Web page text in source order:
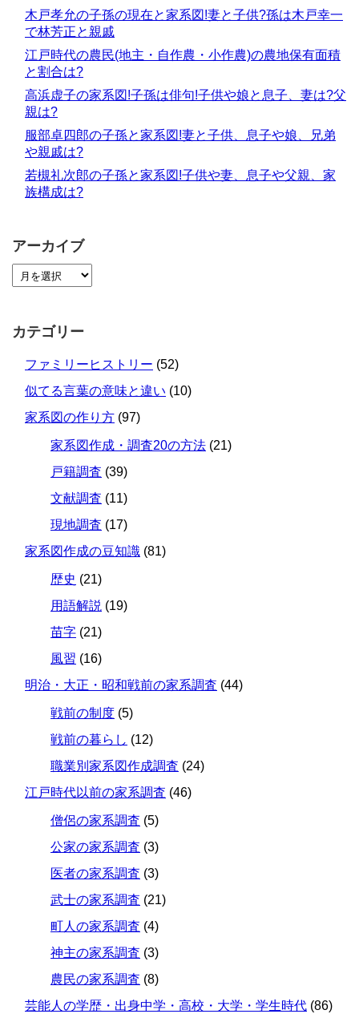
木戸孝允の子孫の現在と家系図!妻と子供?孫は木戸幸一
で林芳正と親戚
江戸時代の農民(地主・自作農・小作農)の農地保有面積
と割合は?
高浜虚子の家系図!子孫は俳句!子供や娘と息子、妻は?父
親は?
服部卓四郎の子孫と家系図!妻と子供、息子や娘、兄弟
や親戚は?
若槻礼次郎の子孫と家系図!子供や妻、息子や父親、家
族構成は?
アーカイブ
カテゴリー
ファミリーヒストリー (52)
似てる言葉の意味と違い (10)
家系図の作り方 (97)
家系図作成・調査20の方法 (21)
戸籍調査 (39)
文献調査 (11)
現地調査 (17)
家系図作成の豆知識 (81)
歴史 (21)
用語解説 (19)
苗字 (21)
風習 (16)
明治・大正・昭和戦前の家系調査 (44)
戦前の制度 (5)
戦前の暮らし (12)
職業別家系図作成調査 (24)
江戸時代以前の家系調査 (46)
僧侶の家系調査 (5)
公家の家系調査 (3)
医者の家系調査 (3)
武士の家系調査 (21)
町人の家系調査 (4)
神主の家系調査 (3)
農民の家系調査 (8)
芸能人の学歴・出身中学・高校・大学・学生時代 (86)